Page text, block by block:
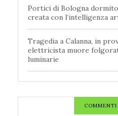
Portici di Bologna
creata con l’intelligenza
Tragedia a Calanna, in
elettricista muore
luminarie
COMMENTI